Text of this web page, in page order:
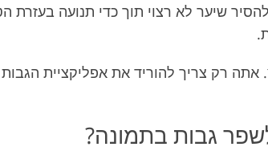
שיער לא רצוי תוך כדי תנועה
גבות בתמונה?